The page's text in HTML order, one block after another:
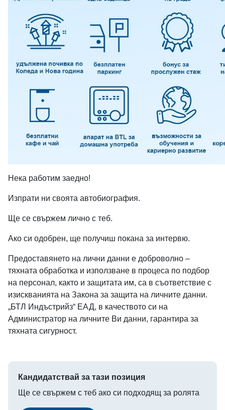
Нека работим заедно!
Изпрати ни своята автобиография.
Ще се свържем лично с теб.
Ако си одобрен, ще получиш покана за интервю.
Предоставянето на лични данни е доброволно –
тяхната обработка и използване в процеса по подбор
на персонал, както и защитата им, са в съответствие с
изискванията на Закона за защита на личните данни.
„БТЛ Индъстрийз“ ЕАД, в качеството си на
Администратор на личните Ви данни, гарантира за
тяхната сигурност.
Кандидатствай за тази позиция
Ще се свържем с теб ако си подходящ за ролята